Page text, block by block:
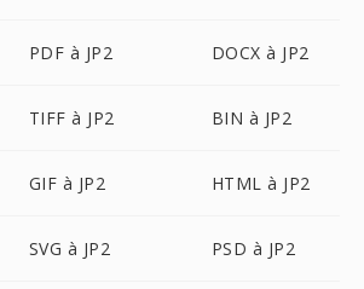
PDF à JP2 DOCX à JP2
TIFF à JP2 BIN à JP2
GIF à JP2 HTML à JP2
SVG à JP2 PSD à JP2